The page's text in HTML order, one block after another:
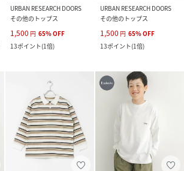
URBAN RESEARCH DOORS
その他のトップス
1,500 円 65%OFF
13ポイント(1倍)
URBAN RESEARCH DOORS
その他のトップス
1,500 円 65%OFF
13ポイント(1倍)